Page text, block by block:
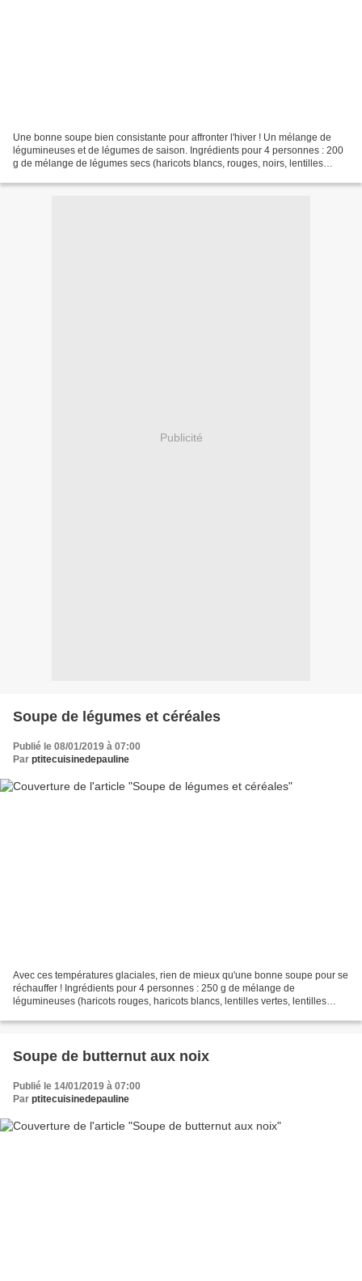
Une bonne soupe bien consistante pour affronter l'hiver ! Un mélange de
légumineuses et de légumes de saison. Ingrédients pour 4 personnes : 200
g de mélange de légumes secs (haricots blancs, rouges, noirs, lentilles
Publicité
Soupe de légumes et céréales
Publié le 08/01/2019 à 07:00
Par ptitecuisinedepauline
Avec ces températures glaciales, rien de mieux qu'une bonne soupe pour se
réchauffer ! Ingrédients pour 4 personnes : 250 g de mélange de
légumineuses (haricots rouges, haricots blancs, lentilles vertes, lentilles
​​​​​​​Soupe de butternut aux noix
Publié le 14/01/2019 à 07:00
Par ptitecuisinedepauline